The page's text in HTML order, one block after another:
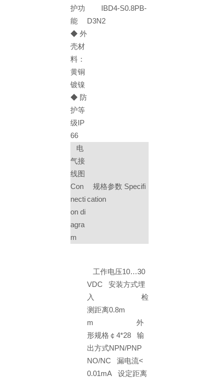
护功
能
◆ 外
壳材
料：
黄铜
镀镍
◆ 防
护等
级IP
66
IBD4-S0.8PB-
D3N2
电
气接
线图
Con
necti
on di
agra
m
规格参数 Specifi
cation
工作电压10…30
VDC 安装方式埋
入 检
测距离0.8m
m 外
形规格￠4*28 输
出方式NPN/PNP
NO/NC 漏电流<
0.01mA 设定距离